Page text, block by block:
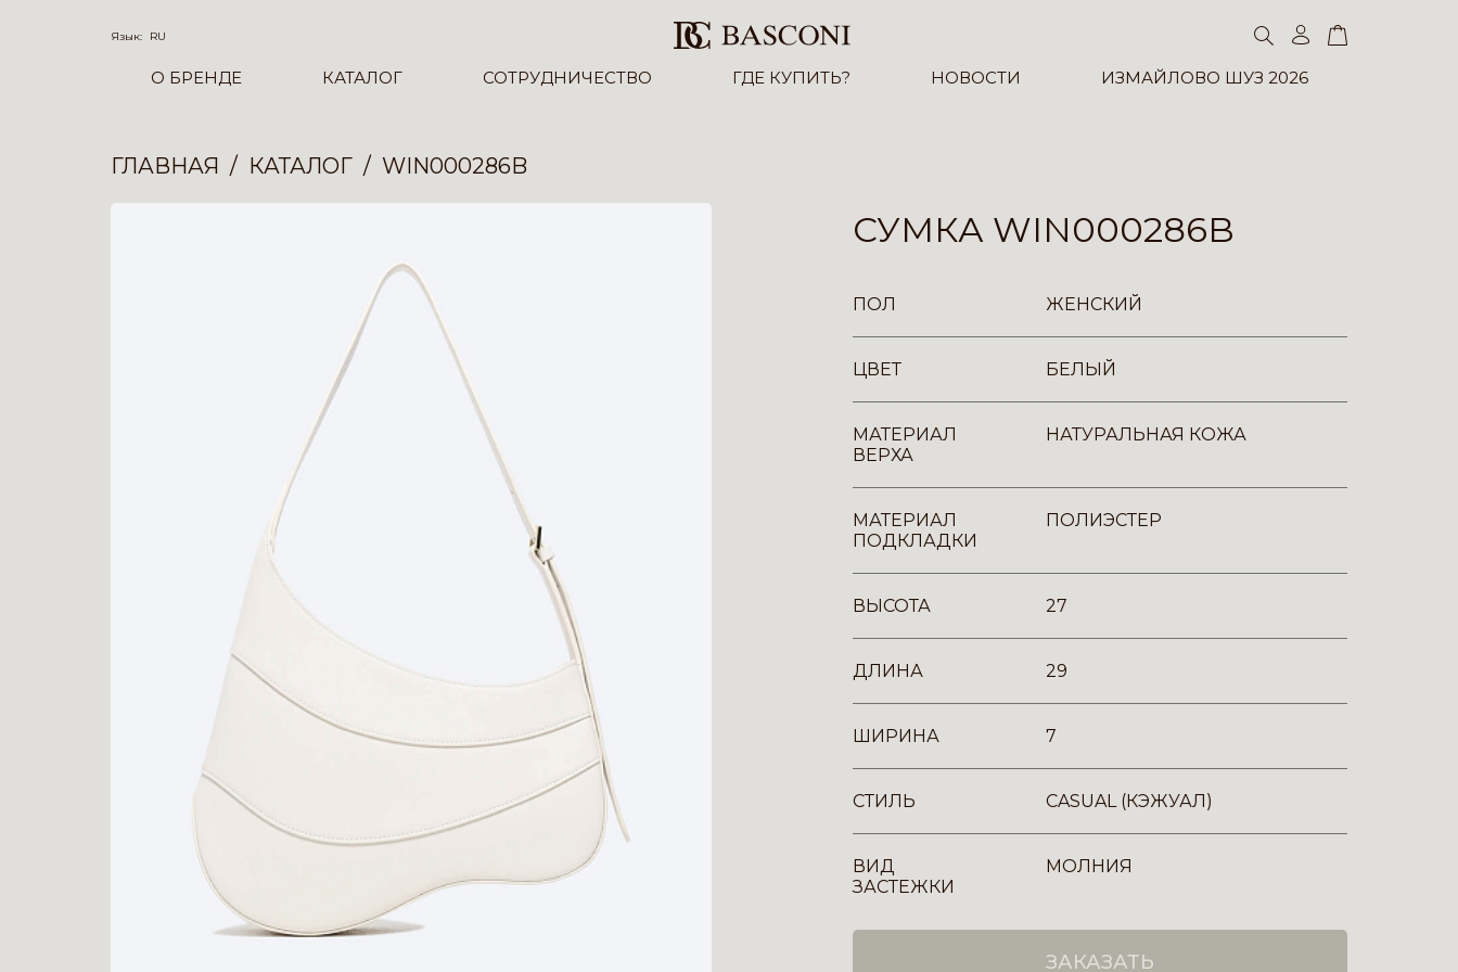
Язык: RU
О БРЕНДЕ КАТАЛОГ СОТРУДНИЧЕСТВО ГДЕ КУПИТЬ? НОВОСТИ ИЗМАЙЛОВО ШУЗ 2026
ГЛАВНАЯ КАТАЛОГ WIN000286B
СУМКА WIN000286B
ПОЛ ЖЕНСКИЙ
ЦВЕТ БЕЛЫЙ
МАТЕРИАЛ
ВЕРХА
НАТУРАЛЬНАЯ КОЖА
МАТЕРИАЛ
ПОДКЛАДКИ
ПОЛИЭСТЕР
ВЫСОТА 27
ДЛИНА 29
ШИРИНА 7
СТИЛЬ CASUAL (КЭЖУАЛ)
ВИД
ЗАСТЕЖКИ
МОЛНИЯ
ЗАКАЗАТЬ